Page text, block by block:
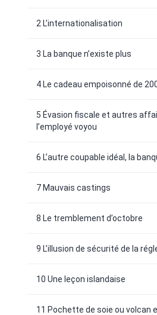
2 L’internationalisation
3 La banque n’existe plus
4 Le cadeau empoisonné de
5 Évasion fiscale et autres
l’employé voyou
6 L’autre coupable idéal, la
7 Mauvais castings
8 Le tremblement d’octobre
9 L’illusion de sécurité de la
10 Une leçon islandaise
11 Pochette de soie ou volcan